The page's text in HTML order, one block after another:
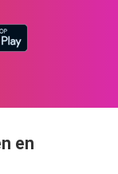
en